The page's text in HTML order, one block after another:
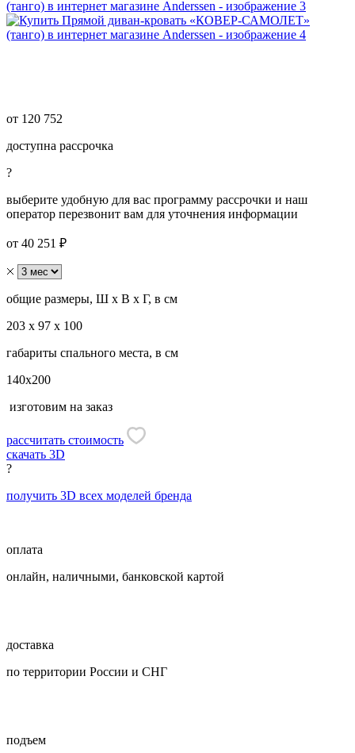
от 120 752
доступна рассрочка
?
выберите удобную для вас программу рассрочки и наш
оператор перезвонит вам для уточнения информации
от 40 251 ₽
общие размеры, Ш х В х Г, в см
203 х 97 х 100
габариты спального места, в см
140х200
изготовим на заказ
рассчитать стоимость
скачать 3D
?
получить 3D всех моделей бренда
оплата
онлайн, наличными, банковской картой
доставка
по территории России и СНГ
подъем